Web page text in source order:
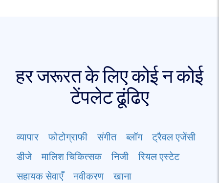
हर जरूरत के लिए कोई न कोई
टेंपलेट ढूंढिए
व्यापार फोटोग्राफी संगीत ब्लॉग
ट्रैवल एजेंसी
डीजे
मालिश चिकित्सक निजी
रियल एस्टेट
सहायक सेवाएँ
नवीकरण
खाना